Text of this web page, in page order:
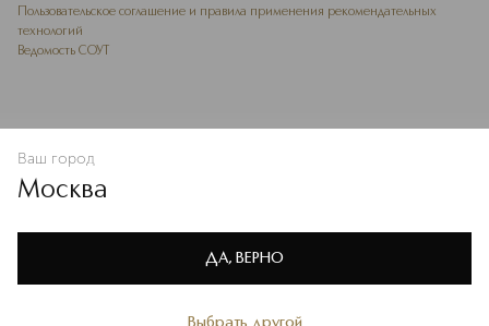
Политике конфиденциальности
В КОРЗИНУ
Пользовательское соглашение и правила применения рекомендательных
технологий
Ведомость СОУТ
Ваш город
Москва
Выбрать другой
ДА, ВЕРНО